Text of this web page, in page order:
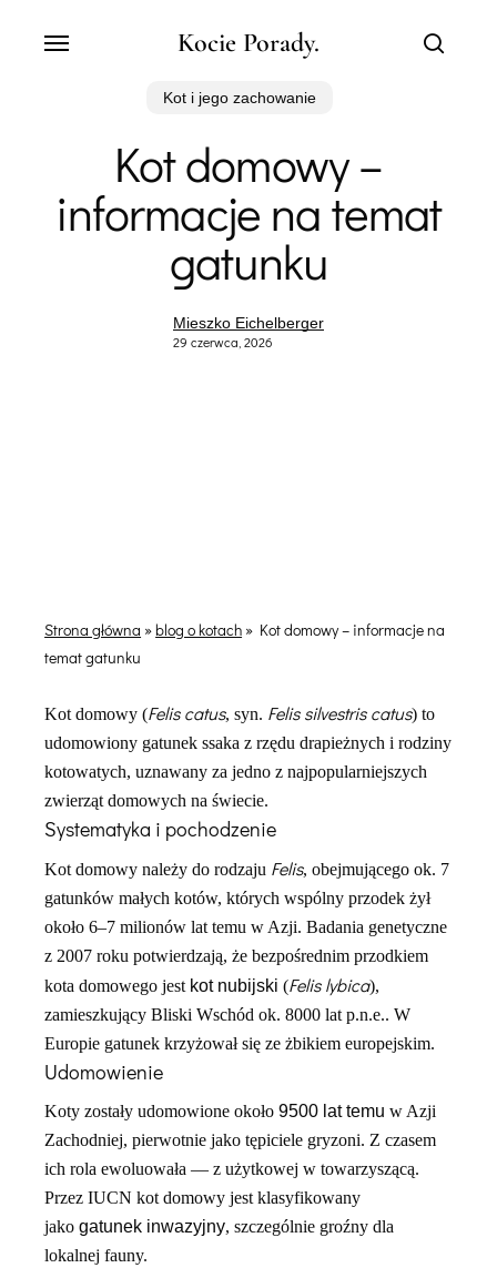
Kocie Porady.
Menu
Kot i jego zachowanie
Kot domowy –
informacje na temat
gatunku
Mieszko Eichelberger
29 czerwca, 2026
Strona główna »blog o kotach » Kot domowy – informacje na
temat gatunku
Kot domowy (Felis catus, syn. Felis silvestris catus) to
udomowiony gatunek ssaka z rzędu drapieżnych i rodziny
kotowatych, uznawany za jedno z najpopularniejszych
zwierząt domowych na świecie.
Systematyka i pochodzenie
Kot domowy należy do rodzaju Felis, obejmującego ok. 7
gatunków małych kotów, których wspólny przodek żył
około 6–7 milionów lat temu w Azji. Badania genetyczne
z 2007 roku potwierdzają, że bezpośrednim przodkiem
kota domowego jest kot nubijski (Felis lybica),
zamieszkujący Bliski Wschód ok. 8000 lat p.n.e.. W
Europie gatunek krzyżował się ze żbikiem europejskim.
Udomowienie
Koty zostały udomowione około9500 lat temu w Azji
Zachodniej, pierwotnie jako tępiciele gryzoni. Z czasem
ich rola ewoluowała — z użytkowej w towarzyszącą.
Przez IUCN kot domowy jest klasyfikowany
jakogatunek inwazyjny, szczególnie groźny dla
lokalnej fauny.